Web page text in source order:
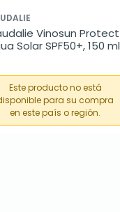
Vinosun Protect
Solar SPF50+, 150 ml
Este producto no está
para su compra
en este país o región.